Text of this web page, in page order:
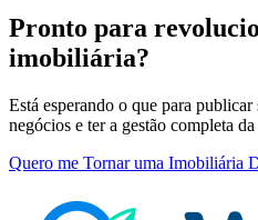
Pronto para
imobiliária?
Está esperando o que para
negócios e ter a gestão completa
Quero me Tornar uma Imobiliária